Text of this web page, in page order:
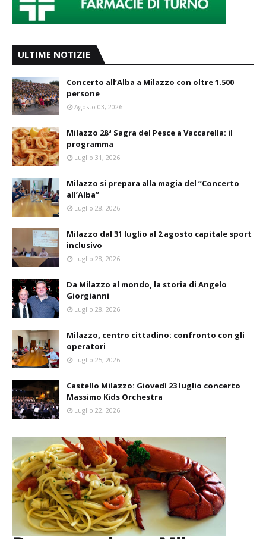
ULTIME NOTIZIE
Concerto all’Alba a Milazzo con oltre 1.500
persone
Agosto 03, 2026
Milazzo 28ª Sagra del Pesce a Vaccarella: il
programma
Luglio 31, 2026
Milazzo si prepara alla magia del “Concerto
all’Alba”
Luglio 28, 2026
Milazzo dal 31 luglio al 2 agosto capitale sport
inclusivo
Luglio 28, 2026
Da Milazzo al mondo, la storia di Angelo
Giorgianni
Luglio 28, 2026
Milazzo, centro cittadino: confronto con gli
operatori
Luglio 25, 2026
Castello Milazzo: Giovedì 23 luglio concerto
Massimo Kids Orchestra
Luglio 22, 2026